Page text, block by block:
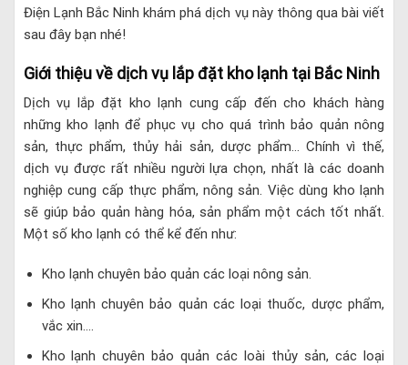
Điện Lạnh Bắc Ninh khám phá dịch vụ này thông qua bài viết
sau đây bạn nhé!
Giới thiệu về dịch vụ lắp đặt kho lạnh tại Bắc Ninh
Dịch vụ lắp đặt kho lạnh cung cấp đến cho khách hàng
những kho lạnh để phục vụ cho quá trình bảo quản nông
sản, thực phẩm, thủy hải sản, dược phẩm… Chính vì thế,
dịch vụ được rất nhiều người lựa chọn, nhất là các doanh
nghiệp cung cấp thực phẩm, nông sản. Việc dùng kho lạnh
sẽ giúp bảo quản hàng hóa, sản phẩm một cách tốt nhất.
Một số kho lạnh có thể kể đến như:
Kho lạnh chuyên bảo quản các loại nông sản.
Kho lạnh chuyên bảo quản các loại thuốc, dược phẩm,
vắc xin….
Kho lạnh chuyên bảo quản các loài thủy sản, các loại